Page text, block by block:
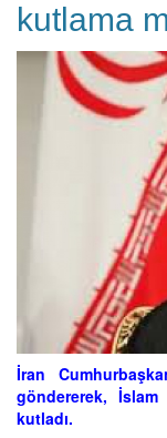
kutlama
İran
göndererek, İslam
kutladı.